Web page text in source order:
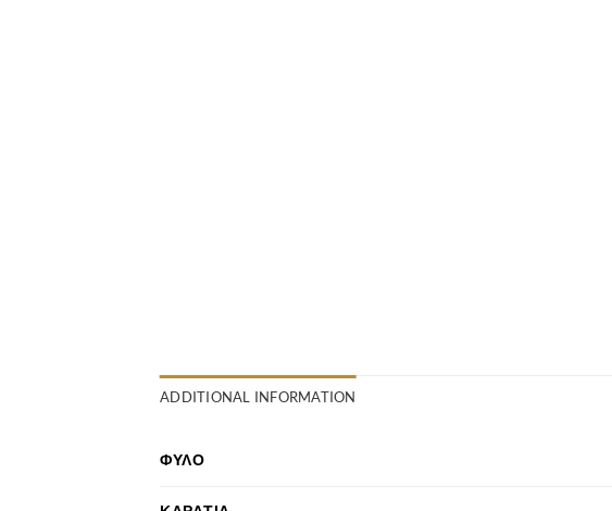
ADDITIONAL INFORMATION
ΦΎΛΟ